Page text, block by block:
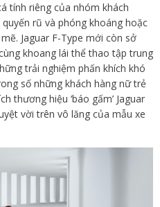
tính riêng của nhóm khách
rũ và phóng khoáng hoặc
Jaguar F-Type mới còn sở
khoang lái thể thao tập trung
trải nghiệm phấn khích khó
số những khách hàng nữ trẻ
thương hiệu ‘báo gấm’ Jaguar
vời trên vô lăng của mẫu xe